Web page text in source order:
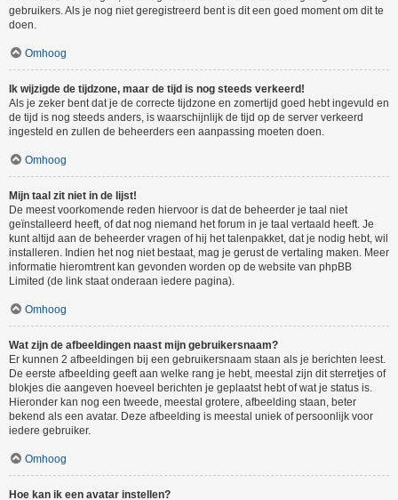
gebruikers. Als je nog niet geregistreerd bent is dit een goed moment om dit te
doen.
Omhoog
Ik wijzigde de tijdzone, maar de tijd is nog steeds verkeerd!
Als je zeker bent dat je de correcte tijdzone en zomertijd goed hebt ingevuld en
de tijd is nog steeds anders, is waarschijnlijk de tijd op de server verkeerd
ingesteld en zullen de beheerders een aanpassing moeten doen.
Omhoog
Mijn taal zit niet in de lijst!
De meest voorkomende reden hiervoor is dat de beheerder je taal niet
geïnstalleerd heeft, of dat nog niemand het forum in je taal vertaald heeft. Je
kunt altijd aan de beheerder vragen of hij het talenpakket, dat je nodig hebt, wil
installeren. Indien het nog niet bestaat, mag je gerust de vertaling maken. Meer
informatie hieromtrent kan gevonden worden op de website van phpBB
Limited (de link staat onderaan iedere pagina).
Omhoog
Wat zijn de afbeeldingen naast mijn gebruikersnaam?
Er kunnen 2 afbeeldingen bij een gebruikersnaam staan als je berichten leest.
De eerste afbeelding geeft aan welke rang je hebt, meestal zijn dit sterretjes of
blokjes die aangeven hoeveel berichten je geplaatst hebt of wat je status is.
Hieronder kan nog een tweede, meestal grotere, afbeelding staan, beter
bekend als een avatar. Deze afbeelding is meestal uniek of persoonlijk voor
iedere gebruiker.
Omhoog
Hoe kan ik een avatar instellen?